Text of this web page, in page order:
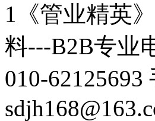
1《管业精英
料---B2B专业
010-62125693